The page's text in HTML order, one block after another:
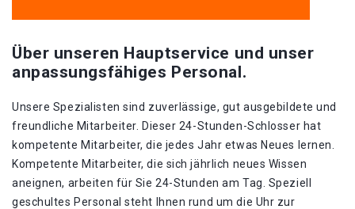
Über unseren Hauptservice und unser
anpassungsfähiges Personal.
Unsere Spezialisten sind zuverlässige, gut ausgebildete und
freundliche Mitarbeiter. Dieser 24-Stunden-Schlosser hat
kompetente Mitarbeiter, die jedes Jahr etwas Neues lernen.
Kompetente Mitarbeiter, die sich jährlich neues Wissen
aneignen, arbeiten für Sie 24-Stunden am Tag. Speziell
geschultes Personal steht Ihnen rund um die Uhr zur